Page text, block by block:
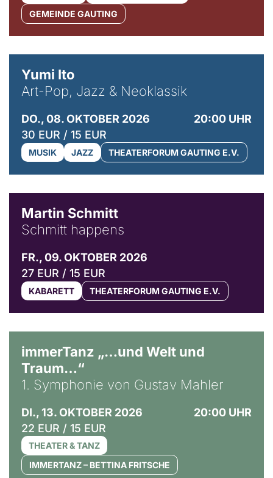
GEMEINDE GAUTING
Yumi Ito
Art-Pop, Jazz & Neoklassik
DO., 08. OKTOBER 2026
20:00 UHR
30 EUR / 15 EUR
MUSIK JAZZ THEATERFORUM GAUTING E.V.
Martin Schmitt
Schmitt happens
FR., 09. OKTOBER 2026
27 EUR / 15 EUR
KABARETT THEATERFORUM GAUTING E.V.
immerTanz „…und Welt und
Traum…“
1. Symphonie von Gustav Mahler
DI., 13. OKTOBER 2026
20:00 UHR
22 EUR / 15 EUR
THEATER & TANZ
IMMERTANZ – BETTINA FRITSCHE